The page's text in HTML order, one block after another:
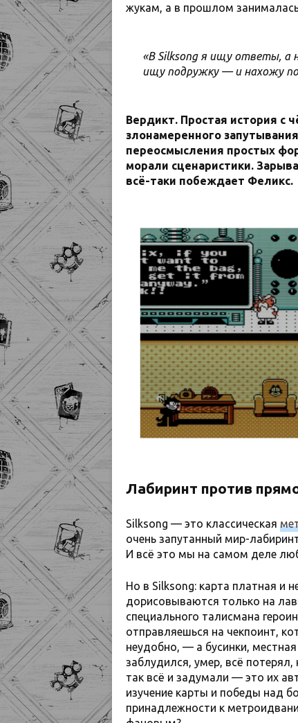
жукам, а в прошлом
«В Silksong я ищу ответы, а
ищу подружку — и нахожу
Вердикт. Простая история с
злонамеренного
переосмысления простых
морали сценаристики.
всё-таки побеждает Феликс.
Лабиринт против
Silksong — это классическая
очень запутанный мир-
И всё это мы на самом деле
Но в Silksong: карта платная и
дорисовываются только на
специального талисмана
отправляешься на чекпоинт,
неудобно, — а бусинки,
заблудился, умер, всё
так всё и задумали — это их
изучение карты и победы над
принадлежности к